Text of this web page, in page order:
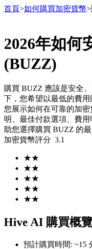
USDT永續
多種以USDT結算的
首頁>如何購買加密貨幣>
2026年如何
(BUZZ)
購買 BUZZ 應該是安全
下，您希望以最低的費
您展示如何在可靠的加
明、最佳付款選項、費
助您選擇購買 BUZZ 的最
加密貨幣評分 3.1
★★
★★
★★
★★
★★
Hive AI 購買概
預計購買時間: ~15